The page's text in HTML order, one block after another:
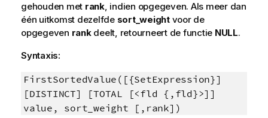
gehouden met rank, indien opgegeven. Als meer dan
één uitkomst dezelfde sort_weightvoor de
opgegeven rankdeelt, retourneert de functie NULL.
Syntaxis:
FirstSortedValue([{SetExpression}]
[DISTINCT] [TOTAL [<fld {,fld}>]]
value, sort_weight [,rank])